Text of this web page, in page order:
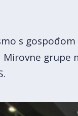
s gospođom
grupe